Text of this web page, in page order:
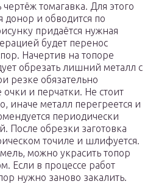
томагавка. Для этого
донор и обводится по
придаётся нужная
будет перенос
Начертив на топоре
обрезать лишний металл с
резке обязательно
и перчатки. Не стоит
иначе металл перегреется и
периодически
После обрезки заготовка
точиле и шлифуется.
можно украсить топор
Если в процессе работ
нужно заново закалить.